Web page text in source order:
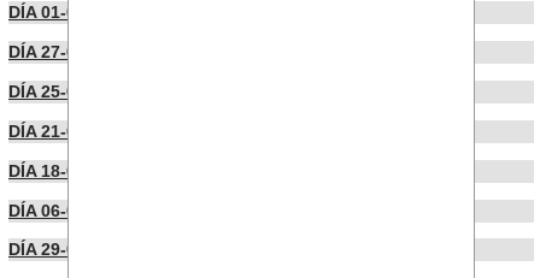
DÍA 01-04-2024
DÍA 27-03-2024
DÍA 25-03-2024
DÍA 21-03-2024
DÍA 18-03-2024
DÍA 06-03-2024
DÍA 29-02-2024